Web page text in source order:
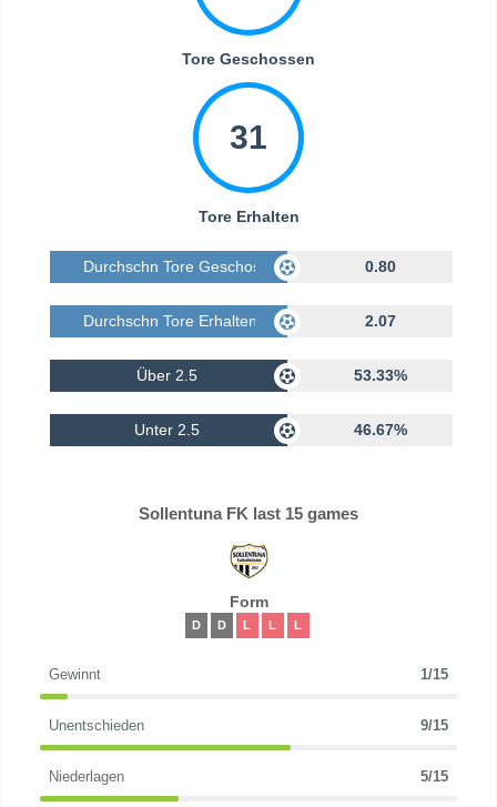
Tore Geschossen
31
Tore Erhalten
Durchschn Tore Geschossen 0.80
Durchschn Tore Erhalten 2.07
Über 2.5 53.33%
Unter 2.5 46.67%
Sollentuna FK last 15 games
Form
D D L L L
Gewinnt 1/15
Unentschieden 9/15
Niederlagen 5/15